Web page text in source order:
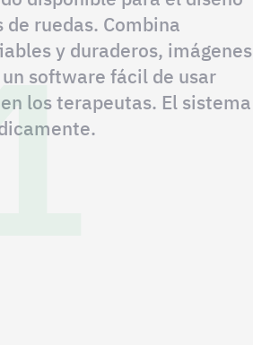
ruedas. Combina
y duraderos, imágenes
software fácil de usar
los terapeutas. El sistema